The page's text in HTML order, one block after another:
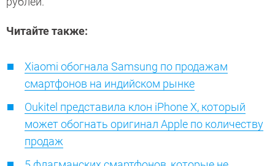
Читайте также:
Xiaomi обогнала Samsung по продажам
смартфонов на индийском рынке
Oukitel представила клон iPhone X, который
может обогнать оригинал Apple по количеству
продаж